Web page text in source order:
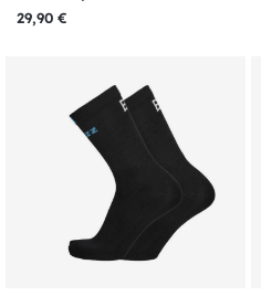
29,90 €